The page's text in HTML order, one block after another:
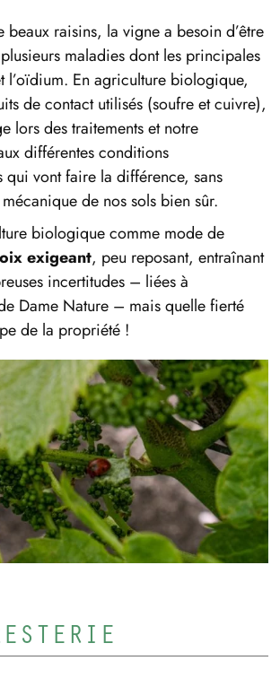
beaux raisins, la vigne a besoin d’être
maladies dont les principales
l’oïdium. En agriculture biologique,
de contact utilisés (soufre et cuivre),
lors des traitements et notre
différentes conditions
qui vont faire la différence, sans
de nos sols bien sûr.
biologique comme mode de
exigeant, peu reposant, entraînant
incertitudes – liées à
Dame Nature – mais quelle fierté
de la propriété !